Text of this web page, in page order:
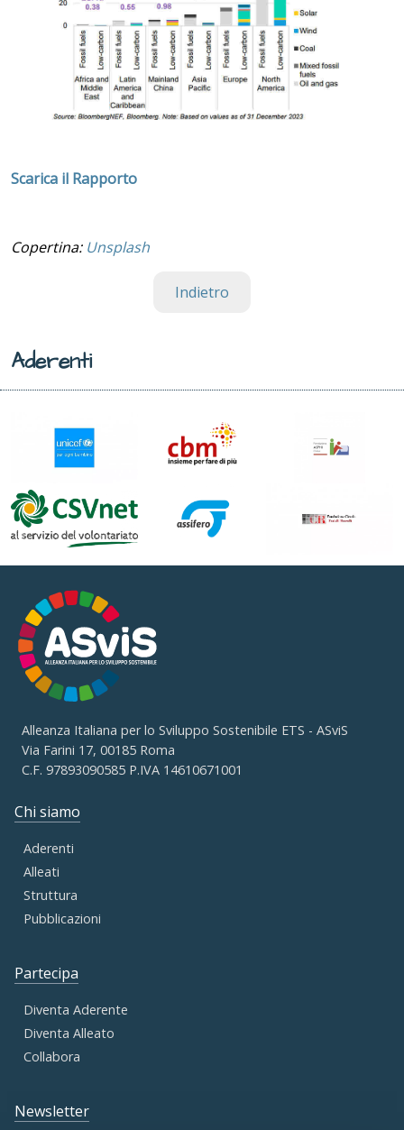
Scarica il Rapporto
Copertina: Unsplash
Indietro
Aderenti
Alleanza Italiana per lo Sviluppo Sostenibile ETS - ASviS
Via Farini 17, 00185 Roma
C.F. 97893090585 P.IVA 14610671001
Chi siamo
Aderenti
Alleati
Struttura
Pubblicazioni
Partecipa
Diventa Aderente
Diventa Alleato
Collabora
Newsletter